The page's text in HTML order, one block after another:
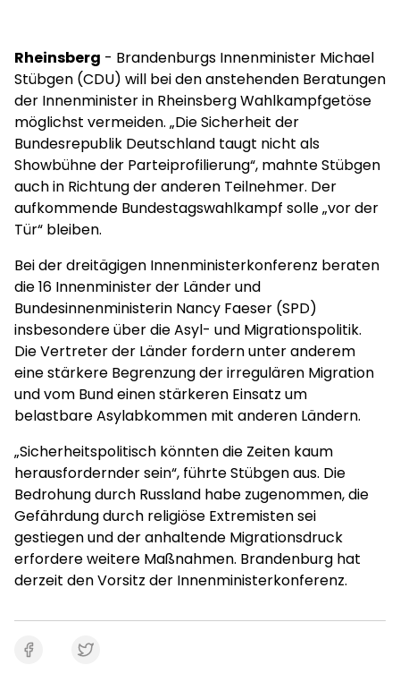
Rheinsberg - Brandenburgs Innenminister Michael
Stübgen (CDU) will bei den anstehenden Beratungen
der Innenminister in Rheinsberg Wahlkampfgetöse
möglichst vermeiden. „Die Sicherheit der
Bundesrepublik Deutschland taugt nicht als
Showbühne der Parteiprofilierung“, mahnte Stübgen
auch in Richtung der anderen Teilnehmer. Der
aufkommende Bundestagswahlkampf solle „vor der
Tür“ bleiben.
Bei der dreitägigen Innenministerkonferenz beraten
die 16 Innenminister der Länder und
Bundesinnenministerin Nancy Faeser (SPD)
insbesondere über die Asyl- und Migrationspolitik.
Die Vertreter der Länder fordern unter anderem
eine stärkere Begrenzung der irregulären Migration
und vom Bund einen stärkeren Einsatz um
belastbare Asylabkommen mit anderen Ländern.
„Sicherheitspolitisch könnten die Zeiten kaum
herausfordernder sein“, führte Stübgen aus. Die
Bedrohung durch Russland habe zugenommen, die
Gefährdung durch religiöse Extremisten sei
gestiegen und der anhaltende Migrationsdruck
erfordere weitere Maßnahmen. Brandenburg hat
derzeit den Vorsitz der Innenministerkonferenz.